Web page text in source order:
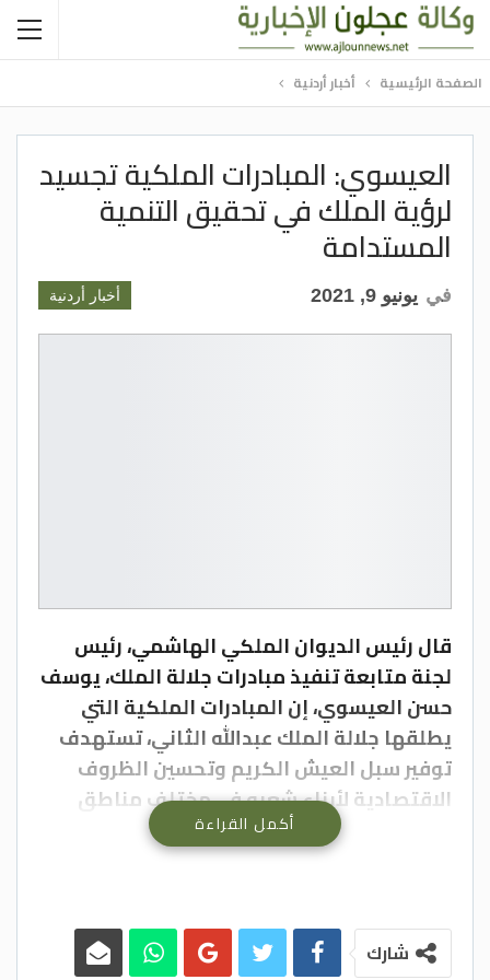
الصفحة الرئيسية أخبار أردنية
العيسوي: المبادرات الملكية تجسيد
لرؤية الملك في تحقيق التنمية
المستدامة
أخبار أردنية في يونيو 9, 2021
قال رئيس الديوان الملكي الهاشمي، رئيس
لجنة متابعة تنفيذ مبادرات جلالة الملك، يوسف
حسن العيسوي، إن المبادرات الملكية التي
يطلقها جلالة الملك عبدالله الثاني، تستهدف
توفير سبل العيش الكريم وتحسين الظروف
الاقتصادية لأبناء شعبه في مختلف مناطق
وأضاف، خلال حديثه حول المبادرات الملكية مع
اليوم الأربعاء، بالتزامن مع احتفال الأردنيين
بعيد الجلوس الملكي ، أن توجيهات جلالته
أكمل القراءة
شارك